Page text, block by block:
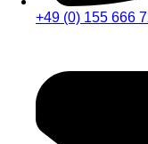
+49 (0) 155 666